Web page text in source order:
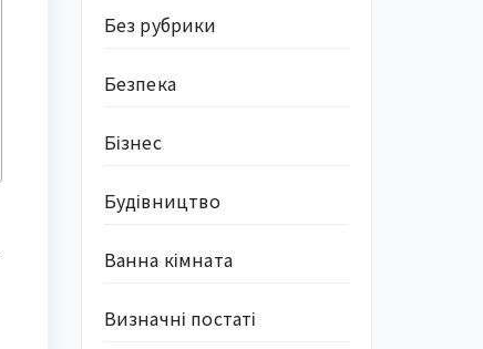
Без рубрики
Безпека
Бізнес
Будівництво
Ванна кімната
Визначні постаті